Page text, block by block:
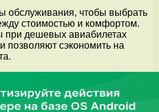
обслуживания, чтобы выбрать
стоимостью и комфортом.
при дешевых авиабилетах
позволяют сэкономить на